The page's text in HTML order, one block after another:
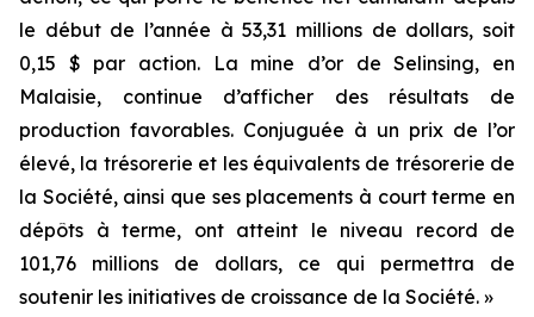
le début de l’année à 53,31 millions de dollars, soit
0,15 $ par action. La mine d’or de Selinsing, en
Malaisie, continue d’afficher des résultats de
production favorables. Conjuguée à un prix de l’or
élevé, la trésorerie et les équivalents de trésorerie de
la Société, ainsi que ses placements à court terme en
dépôts à terme, ont atteint le niveau record de
101,76 millions de dollars, ce qui permettra de
soutenir les initiatives de croissance de la Société. »